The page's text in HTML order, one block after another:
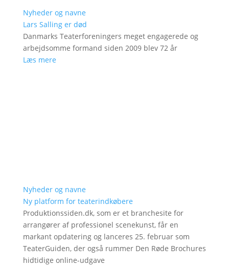
Nyheder og navne
Lars Salling er død
Danmarks Teaterforeningers meget engagerede og
arbejdsomme formand siden 2009 blev 72 år
Læs mere
Nyheder og navne
Ny platform for teaterindkøbere
Produktionssiden.dk, som er et branchesite for
arrangører af professionel scenekunst, får en
markant opdatering og lanceres 25. februar som
TeaterGuiden, der også rummer Den Røde Brochures
hidtidige online-udgave